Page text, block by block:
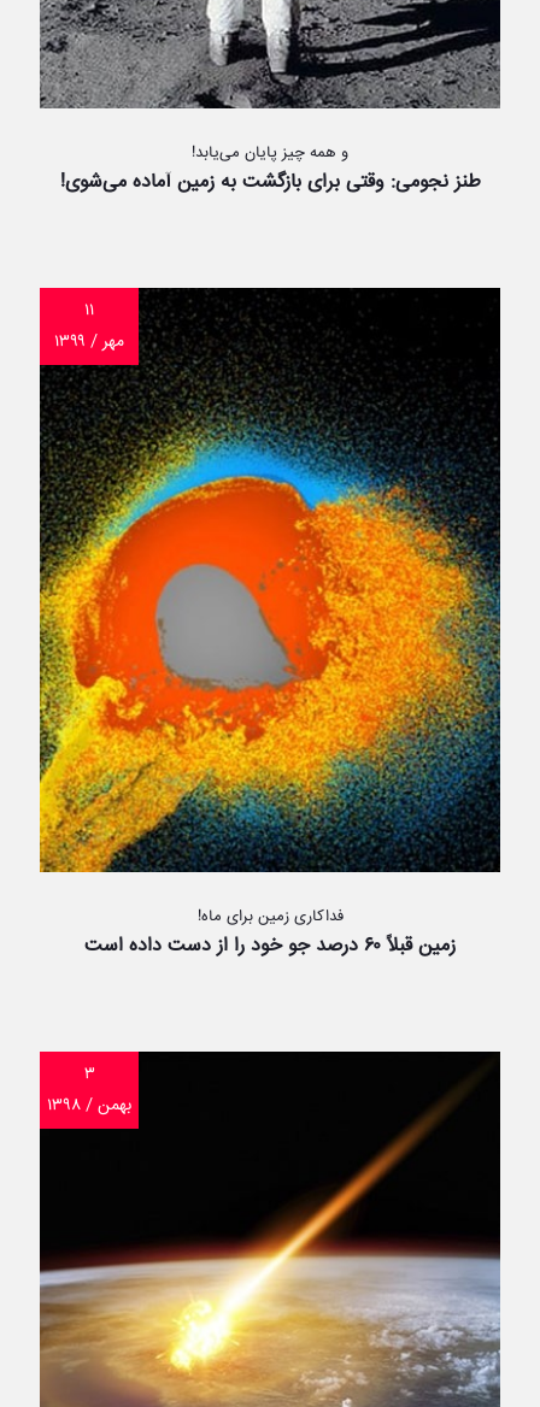
و همه چیز پایان می‌یابد!
طنز نجومی: وقتی برای بازگشت به زمین آماده می‌شوی!
۱۱
مهر / ۱۳۹۹
فداکاری زمین برای ماه!
زمین قبلاً ۶۰ درصد جو خود را از دست داده است
۳
بهمن / ۱۳۹۸